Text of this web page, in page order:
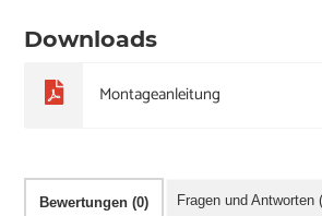
Downloads
Montageanleitung
Bewertungen (0) Fragen und Antworten